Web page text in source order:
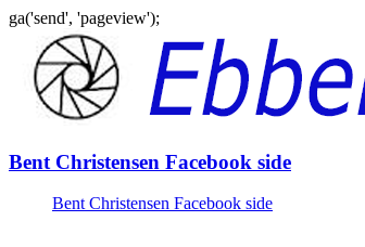
ga('send', 'pageview');
indhold
Bent Christensen Facebook side
Bent Christensen Facebook side